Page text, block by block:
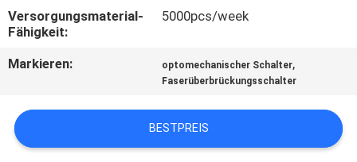
RECHTSSACHEN
BITTE UM
ANGEBOT
Versorgungsmaterial-
Fähigkeit:
5000pcs/week
Markieren: optomechanischer Schalter,
Faserüberbrückungsschalter
BESTPREIS